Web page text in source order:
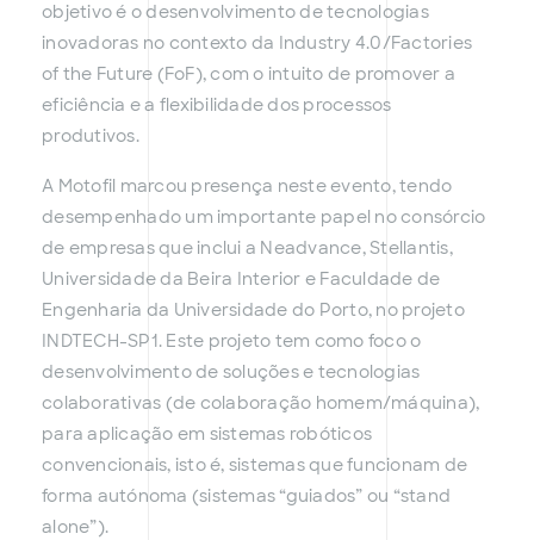
objetivo é o desenvolvimento de tecnologias
inovadoras no contexto da Industry 4.0/Factories
of the Future (FoF), com o intuito de promover a
eficiência e a flexibilidade dos processos
produtivos.
A Motofil marcou presença neste evento, tendo
desempenhado um importante papel no consórcio
de empresas que inclui a Neadvance, Stellantis,
Universidade da Beira Interior e Faculdade de
Engenharia da Universidade do Porto, no projeto
INDTECH-SP1. Este projeto tem como foco o
desenvolvimento de soluções e tecnologias
colaborativas (de colaboração homem/máquina),
para aplicação em sistemas robóticos
convencionais, isto é, sistemas que funcionam de
forma autónoma (sistemas “guiados” ou “stand
alone”).